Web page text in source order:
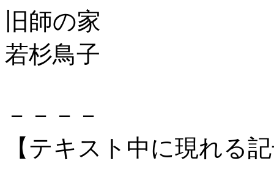
旧師の家
若杉鳥子
－－－－
【テキスト中に現れる